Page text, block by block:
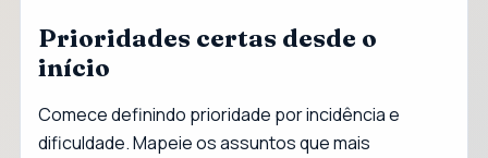
Prioridades certas desde o
início
Comece definindo prioridade por incidência e
dificuldade. Mapeie os assuntos que mais